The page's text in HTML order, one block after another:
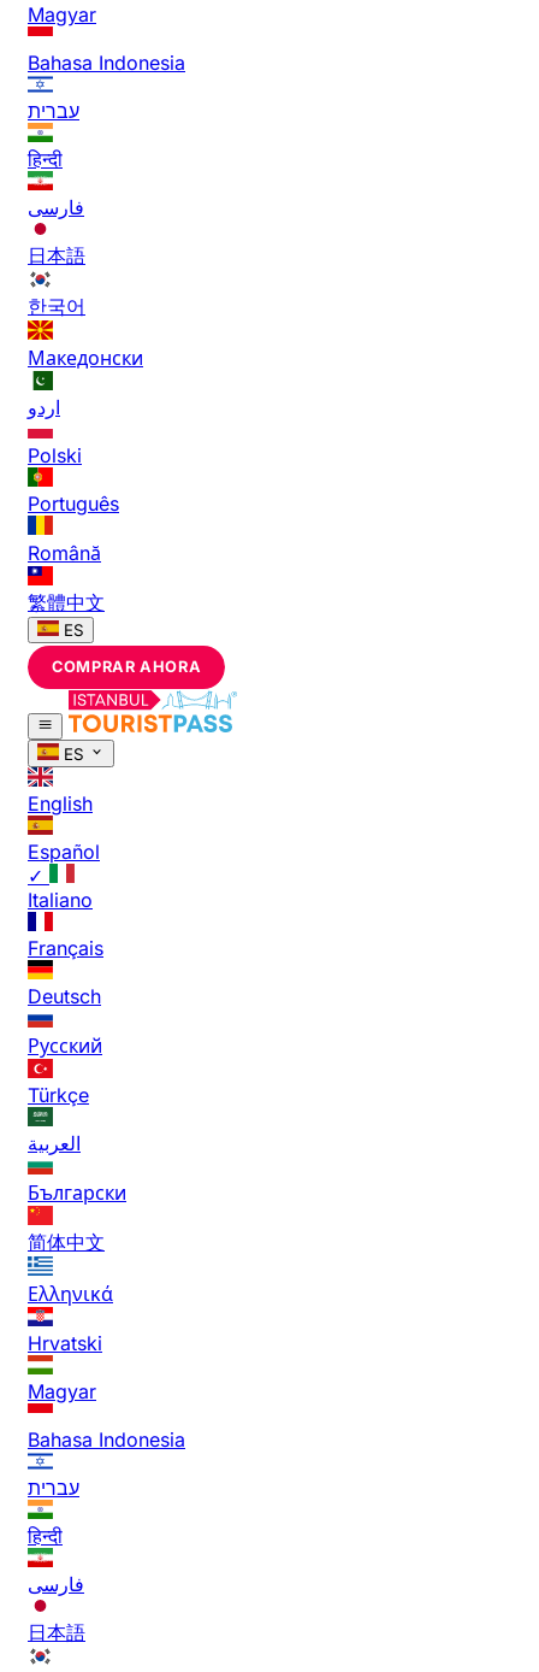
Magyar
Bahasa Indonesia
עברית
हिन्दी
فارسی
日本語
한국어
Македонски
اردو
Polski
Português
Română
繁體中文
ES
COMPRAR AHORA
ES
English
Español
✓
Italiano
Français
Deutsch
Русский
Türkçe
العربية
Български
简体中文
Ελληνικά
Hrvatski
Magyar
Bahasa Indonesia
עברית
हिन्दी
فارسی
日本語